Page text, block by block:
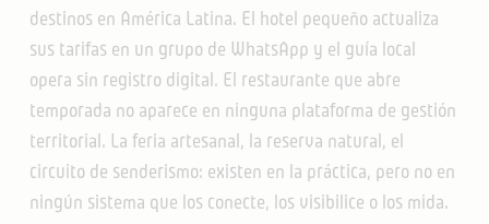
destinos en América Latina. El hotel pequeño actualiza
sus tarifas en un grupo de WhatsApp y el guía local
opera sin registro digital. El restaurante que abre
temporada no aparece en ninguna plataforma de gestión
territorial. La feria artesanal, la reserva natural, el
circuito de senderismo: existen en la práctica, pero no en
ningún sistema que los conecte, los visibilice o los mida.